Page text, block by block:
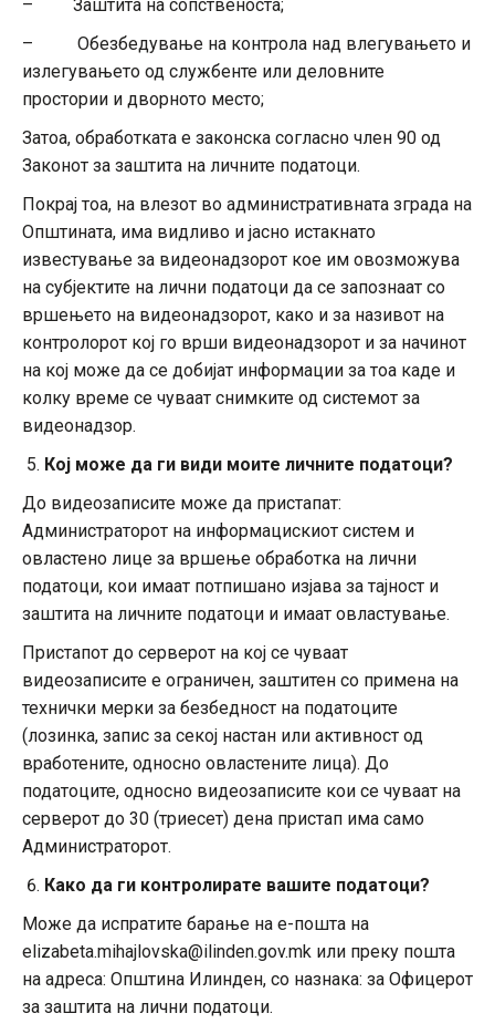
– Заштита на сопственоста;
– Обезбедување на контрола над влегувањето и
излегувањето од службенте или деловните
простории и дворното место;
Затоа, обработката е законска согласно член 90 од
Законот за заштита на личните податоци.
Покрај тоа, на влезот во административната зграда на
Општината, има видливо и јасно истакнато
известување за видеонадзорот кое им овозможува
на субјектите на лични податоци да се запознаат со
вршењето на видеонадзорот, како и за називот на
контролорот кој го врши видеонадзорот и за начинот
на кој може да се добијат информации за тоа каде и
колку време се чуваат снимките од системот за
видеонадзор.
Кој може да ги види моите личните податоци?
До видеозаписите може да пристапат:
Администраторот на информацискиот систем и
овластено лице за вршење обработка на лични
податоци, кои имаат потпишано изјава за тајност и
заштита на личните податоци и имаат овластување.
Пристапот до серверот на кој се чуваат
видеозаписите е ограничен, заштитен со примена на
технички мерки за безбедност на податоците
(лозинка, запис за секој настан или активност од
вработените, односно овластените лица). До
податоците, односно видеозаписите кои се чуваат на
серверот до 30 (триесет) дена пристап има само
Администраторот.
Како да ги контролирате вашите податоци?
Може да испратите барање на е-пошта на
elizabeta.mihajlovska@ilinden.gov.mk или преку пошта
на адреса: Општина Илинден, со назнака: за Офицерот
за заштита на лични податоци.